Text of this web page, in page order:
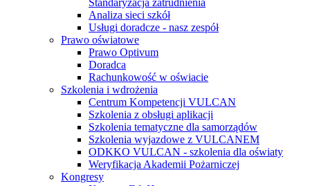
Standaryzacja zatrudnienia
Analiza sieci szkół
Usługi doradcze - nasz zespół
Prawo oświatowe
Prawo Optivum
Doradca
Rachunkowość w oświacie
Szkolenia i wdrożenia
Centrum Kompetencji VULCAN
Szkolenia z obsługi aplikacji
Szkolenia tematyczne dla samorządów
Szkolenia wyjazdowe z VULCANEM
ODKKO VULCAN - szkolenia dla oświaty
Weryfikacja Akademii Pożarniczej
Kongresy